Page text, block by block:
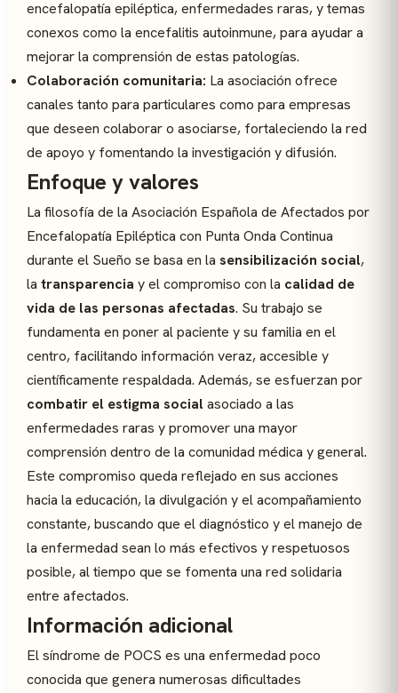
encefalopatía epiléptica, enfermedades raras, y temas
conexos como la encefalitis autoinmune, para ayudar a
mejorar la comprensión de estas patologías.
Colaboración comunitaria: La asociación ofrece
canales tanto para particulares como para empresas
que deseen colaborar o asociarse, fortaleciendo la red
de apoyo y fomentando la investigación y difusión.
Enfoque y valores
La filosofía de la Asociación Española de Afectados por
Encefalopatía Epiléptica con Punta Onda Continua
durante el Sueño se basa en la sensibilización social,
la transparencia y el compromiso con la calidad de
vida de las personas afectadas. Su trabajo se
fundamenta en poner al paciente y su familia en el
centro, facilitando información veraz, accesible y
científicamente respaldada. Además, se esfuerzan por
combatir el estigma socialasociado a las
enfermedades raras y promover una mayor
comprensión dentro de la comunidad médica y general.
Este compromiso queda reflejado en sus acciones
hacia la educación, la divulgación y el acompañamiento
constante, buscando que el diagnóstico y el manejo de
la enfermedad sean lo más efectivos y respetuosos
posible, al tiempo que se fomenta una red solidaria
entre afectados.
Información adicional
El síndrome de POCS es una enfermedad poco
conocida que genera numerosas dificultades